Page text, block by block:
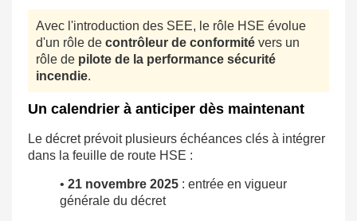
Avec l'introduction des SEE, le rôle HSE évolue
d'un rôle de contrôleur de conformité vers un
rôle de pilote de la performance sécurité
incendie.
Un calendrier à anticiper dès maintenant
Le décret prévoit plusieurs échéances clés à intégrer
dans la feuille de route HSE :
• 21 novembre 2025 : entrée en vigueur
générale du décret